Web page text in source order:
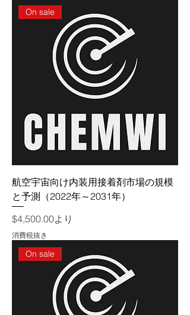
On sale
航空宇宙向け内装用接着剤市場の規模
と予測（2022年～2031年）
$4,500.00より
セール価格
消費税抜き
On sale